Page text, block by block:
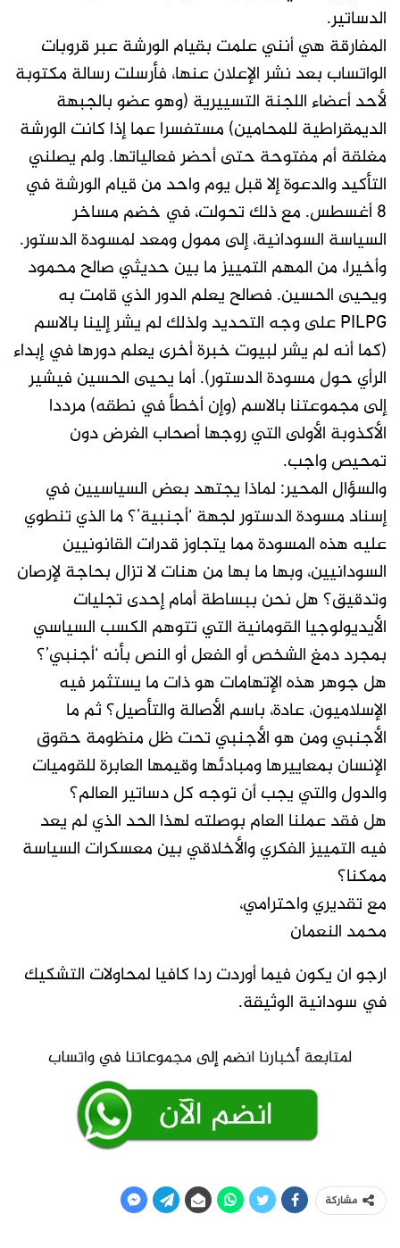
الدساتير.
المفارقة هي أنني علمت بقيام الورشة عبر قروبات
الواتساب بعد نشر الإعلان عنها، فأرسلت رسالة مكتوبة
لأحد أعضاء اللجنة التسييرية (وهو عضو بالجبهة
الديمقراطية للمحامين) مستفسرا عما إذا كانت الورشة
مغلقة أم مفتوحة حتى أحضر فعالياتها. ولم يصلني
التأكيد والدعوة إلا قبل يوم واحد من قيام الورشة في
٨ أغسطس. مع ذلك تحولت، في خضم مساخر
السياسة السودانية، إلى ممول ومعد لمسودة الدستور.
وأخيرا، من المهم التمييز ما بين حديثي صالح محمود
ويحيى الحسين. فصالح يعلم الدور الذي قامت به
PILPG على وجه التحديد ولذلك لم يشر إلينا بالاسم
(كما أنه لم يشر لبيوت خبرة أخرى يعلم دورها في إبداء
الرأي حول مسودة الدستور). أما يحيى الحسين فيشير
إلى مجموعتنا بالاسم (وإن أخطأ في نطقه) مرددا
الأكذوبة الأولى التي روجها أصحاب الغرض دون
تمحيص واجب.
والسؤال المحير: لماذا يجتهد بعض السياسيين في
إسناد مسودة الدستور لجهة ‘أجنبية’؟ ما الذي تنطوي
عليه هذه المسودة مما يتجاوز قدرات القانونيين
السودانيين، وبها ما بها من هنات لا تزال بحاجة لإرصان
وتدقيق؟ هل نحن ببساطة أمام إحدى تجليات
الأيديولوجيا القومانية التي تتوهم الكسب السياسي
بمجرد دمغ الشخص أو الفعل أو النص بأنه ‘أجنبي’؟
هل جوهر هذه الإتهامات هو ذات ما يستثمر فيه
الإسلاميون، عادة، باسم الأصالة والتأصيل؟ ثم ما
الأجنبي ومن هو الأجنبي تحت ظل منظومة حقوق
الإنسان بمعاييرها ومبادئها وقيمها العابرة للقوميات
والدول والتي يجب أن توجه كل دساتير العالم؟
هل فقد عملنا العام بوصلته لهذا الحد الذي لم يعد
فيه التمييز الفكري والأخلاقي بين معسكرات السياسة
ممكنا؟
مع تقديري واحترامي،
محمد النعمان
ارجو ان يكون فيما أوردت ردا كافيا لمحاولات التشكيك
في سودانية الوثيقة.
مشاركة